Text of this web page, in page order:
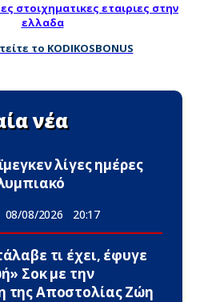
στοιχηματικες εταιριες στην
ελλαδα
το KODIKOSBONUS
νέα
λίγες ημέρες
08/08/2026 20:17
τι έχει, έφυγε
Σoκ με την
της Αποστολίας Ζώη